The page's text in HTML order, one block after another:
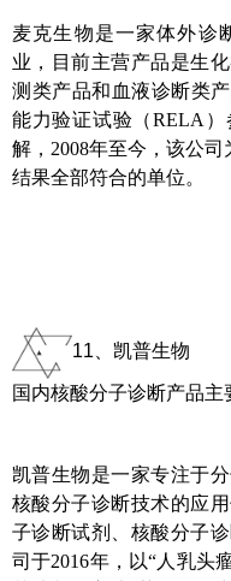
麦克生物是一家体外诊
业，目前主营产品是生
测类产品和血液诊断类
能力验证试验（RELA
解，2008年至今，该公
结果全部符合的单位。
11、凯普生物
国内核酸分子诊断产品主
凯普生物是一家专注于
核酸分子诊断技术的应
子诊断试剂、核酸分子
司于2016年，以“人乳头